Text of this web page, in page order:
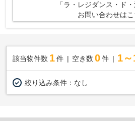
「ラ・レジダンス・ド
お問い合わせはこ
該当物件数 1件 空き数 0 件 1～
絞り込み条件： なし